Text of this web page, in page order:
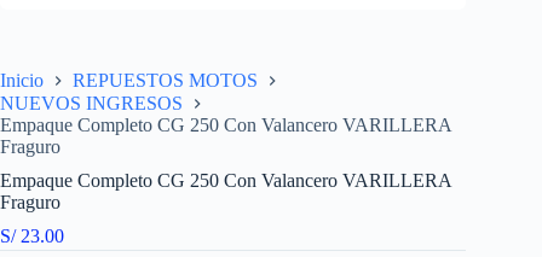
Inicio
REPUESTOS MOTOS
NUEVOS INGRESOS
Empaque Completo CG 250 Con Valancero VARILLERA
Fraguro
Empaque Completo CG 250 Con Valancero VARILLERA
Fraguro
S/23.00